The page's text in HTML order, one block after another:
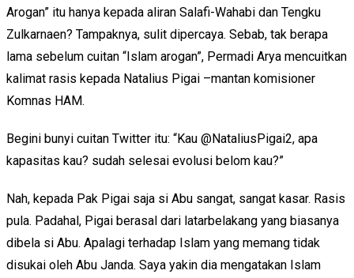
Arogan” itu hanya kepada aliran Salafi-Wahabi dan Tengku
Zulkarnaen? Tampaknya, sulit dipercaya. Sebab, tak berapa
lama sebelum cuitan “Islam arogan”, Permadi Arya mencuitkan
kalimat rasis kepada Natalius Pigai –mantan komisioner
Komnas HAM.
Begini bunyi cuitan Twitter itu: “Kau @NataliusPigai2, apa
kapasitas kau? sudah selesai evolusi belom kau?”
Nah, kepada Pak Pigai saja si Abu sangat, sangat kasar. Rasis
pula. Padahal, Pigai berasal dari latarbelakang yang biasanya
dibela si Abu. Apalagi terhadap Islam yang memang tidak
disukai oleh Abu Janda. Saya yakin dia mengatakan Islam